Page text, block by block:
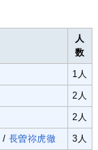
人
数
1人
2人
2人
/ 長曽祢虎徹 3人